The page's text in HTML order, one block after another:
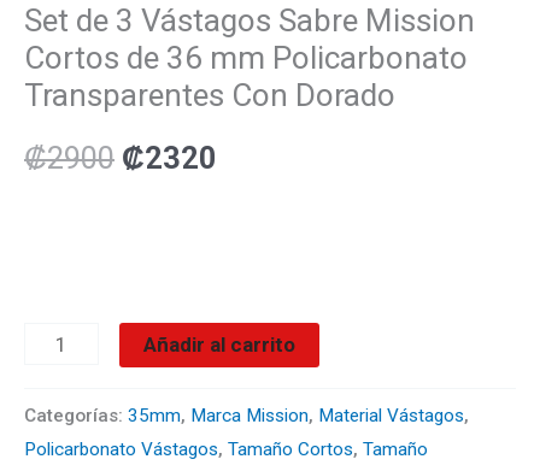
Set de 3 Vástagos Sabre Mission
Cortos de 36 mm Policarbonato
Transparentes Con Dorado
₡2900 ₡2320
mm
Policarbonato
Transparentes
Con
Añadir al carrito
Categorías: 35mm, Marca Mission, Material Vástagos,
Policarbonato Vástagos, Tamaño Cortos, Tamaño